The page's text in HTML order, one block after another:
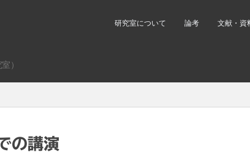
研究室について 論考 文献・資
）
講演